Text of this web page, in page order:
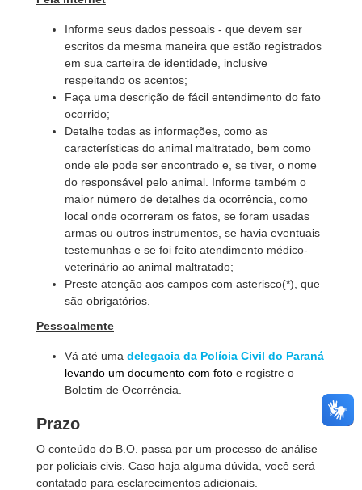
Informe seus dados pessoais - que devem ser
escritos da mesma maneira que estão registrados
em sua carteira de identidade, inclusive
respeitando os acentos;
Faça uma descrição de fácil entendimento do fato
ocorrido;
Detalhe todas as informações, como as
características do animal maltratado, bem como
onde ele pode ser encontrado e, se tiver, o nome
do responsável pelo animal. Informe também o
maior número de detalhes da ocorrência, como
local onde ocorreram os fatos, se foram usadas
armas ou outros instrumentos, se havia eventuais
testemunhas e se foi feito atendimento médico-
veterinário ao animal maltratado;
Preste atenção aos campos com asterisco(*), que
são obrigatórios.
Pessoalmente
Vá até uma delegacia da Polícia Civil do Paraná
levando um documento com foto e registre o
Boletim de Ocorrência.
Prazo
O conteúdo do B.O. passa por um processo de análise
por policiais civis. Caso haja alguma dúvida, você será
contatado para esclarecimentos adicionais.